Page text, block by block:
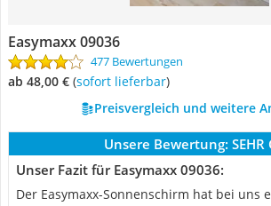
Easymaxx 09036
477 Bewertungen
ab 48,00 € ( Sofort lieferbar)
Preisvergleich und weitere
Unsere Bewertung: SEHR
Unser Fazit für Easymaxx 09036:
Der Easymaxx-Sonnenschirm hat bei uns